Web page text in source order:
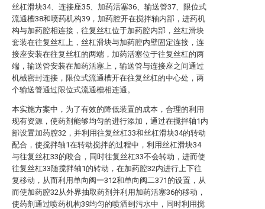
丝杠滑块34、连接座35、加药活塞36、输送管37、限位式
流通槽38和喷药机构39，加药腔开在搅拌轴内部，进药机
构与加药腔相连接，往复丝杠位于加药腔内部，丝杠滑块
套装在往复丝杠上，丝杠滑块与加药腔内壁固定连接，连
接座安装在往复丝杠的两端，加药活塞位于往复丝杠的两
端，输送管安装在加药活塞上，输送管与连接座之间通过
机械密封连接，限位式流通槽开在往复丝杠的中心处，两
个输送管通过限位式流通槽相连通。
本实施方案中，为了有效的降低装置的成本，合理的利用
现有资源，使药剂能够均匀的进行添加，通过在搅拌轴1内
部设置加药腔32，并利用往复丝杠33和丝杠滑块34的转动
配合，使搅拌轴1在转动搅拌的过程中，利用丝杠滑块34
与往复丝杠33的咬合，同时往复丝杠33不会转动，进而使
往复丝杠33随搅拌轴1的转动，在加药腔32内进行上下往
复移动，从而利用单向阀一312和单向阀二371的设置，从
而使加药腔32从外界抽取药剂并利用加药活塞36的移动，
使药剂通过喷药机构39均匀的喷洒到污水中，同时利用搅